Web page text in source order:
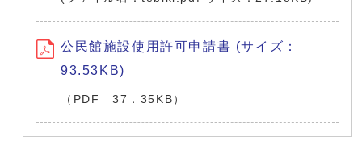
公民館施設使用許可申請書 (サイズ：
93.53KB)
（PDF 37．35KB）